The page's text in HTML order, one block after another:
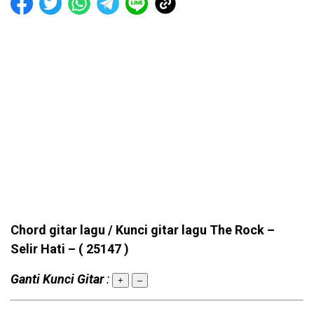
Chord gitar lagu / Kunci gitar lagu The Rock –
Selir Hati – ( 25147 )
Ganti Kunci Gitar: + –